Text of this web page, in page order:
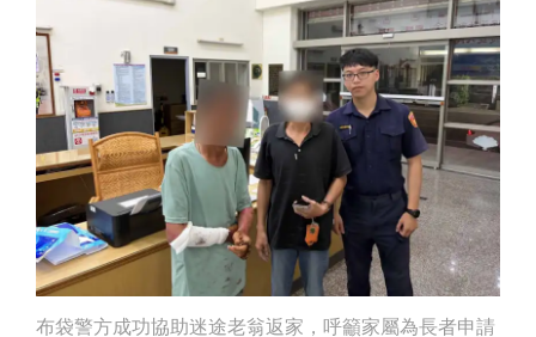
布袋警方成功協助迷途老翁返家，呼籲家屬為長者申請